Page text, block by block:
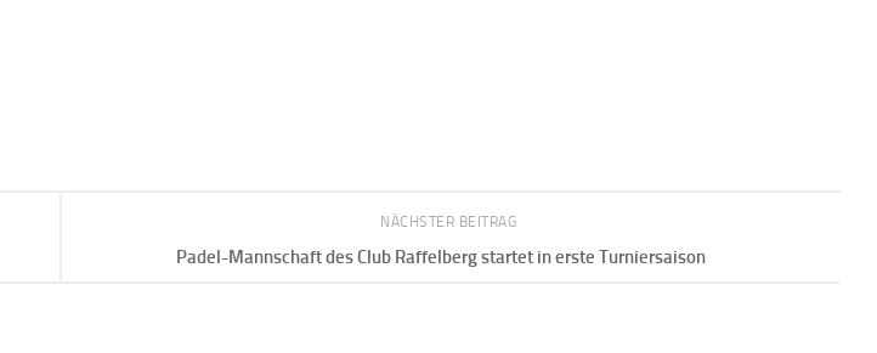
NÄCHSTER BEITRAG
Padel-Mannschaft des Club Raffelberg startet in erste Turniersaison